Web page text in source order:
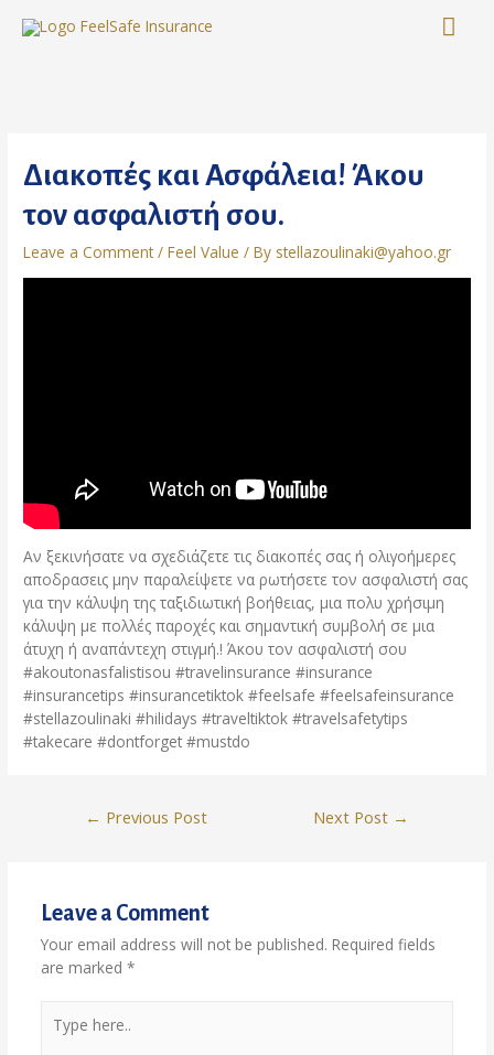
Διακοπές και Ασφάλεια! Άκου
τον ασφαλιστή σου.
Leave a Comment /Feel Value / By stellazoulinaki@yahoo.gr
Αν ξεκινήσατε να σχεδιάζετε τις διακοπές σας ή ολιγοήμερες
αποδρασεις μην παραλείψετε να ρωτήσετε τον ασφαλιστή σας
για την κάλυψη της ταξιδιωτική βοήθειας, μια πολυ χρήσιμη
κάλυψη με πολλές παροχές και σημαντική συμβολή σε μια
άτυχη ή αναπάντεχη στιγμή.! Άκου τον ασφαλιστή σου
#akoutonasfalistisou #travelinsurance #insurance
#insurancetips #insurancetiktok #feelsafe #feelsafeinsurance
#stellazoulinaki #hilidays #traveltiktok #travelsafetytips
#takecare #dontforget #mustdo
← Previous Post Next Post →
Leave a Comment
Your email address will not be published. Required fields
are marked *
here..